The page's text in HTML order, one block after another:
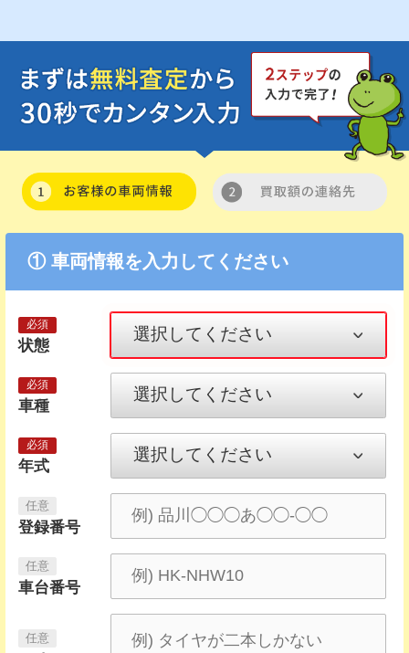
① 車両情報を入力してください
状態
車種
年式
登録番号
車台番号